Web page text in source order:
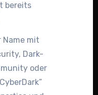
bereits
Name mit
Dark-
oder